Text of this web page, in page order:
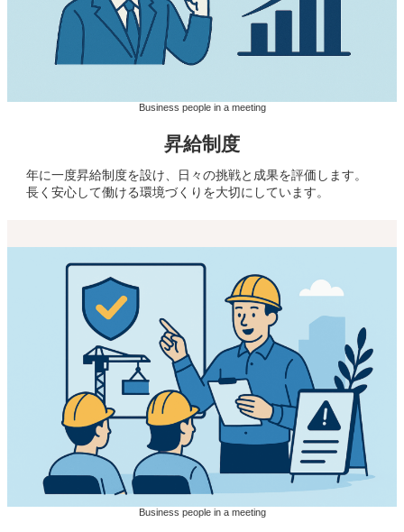
Business people in a meeting
昇給制度
年に一度昇給制度を設け、日々の挑戦と成果を評価します。
長く安心して働ける環境づくりを大切にしています。
Business people in a meeting